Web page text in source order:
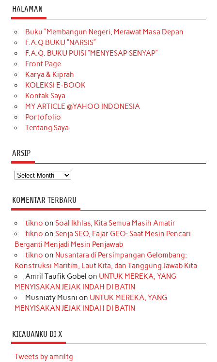
c
e
b
o
o
k
t
a
g
r
a
m
T
o
k
t
e
r
k
e
d
t
t
e
T
u
b
HALAMAN
Buku “Membangun Negeri, Merawat Masa Depan
F.A.Q BUKU “NARSIS”
F.A.Q. BUKU PUISI “MENYESAP SENYAP”
Front Page
Karya & Kiprah
KOLEKSI E-BOOK
Kontak Saya
MY ARTICLE @YAHOO INDONESIA
Portofolio
Tentang Saya
ARSIP
Arsip
KOMENTAR TERBARU
tikno on Soal Ikhlas, Kita Semua Masih Amatir
tikno on Senja SEO, Fajar GEO: Saat Mesin Pencari
Berganti Menjadi Mesin Penjawab
tikno on Nusantara di Persimpangan Gelombang:
Konstruksi Maritim, Laut Kita, dan Tanggung Jawab Kita
Amril Taufik Gobel on UNTUK MEREKA, YANG
MENYISAKAN JEJAK INDAH DI BATIN
Musniaty Musni on UNTUK MEREKA, YANG
MENYISAKAN JEJAK INDAH DI BATIN
KICAUANKU DI X
Tweets by amriltg